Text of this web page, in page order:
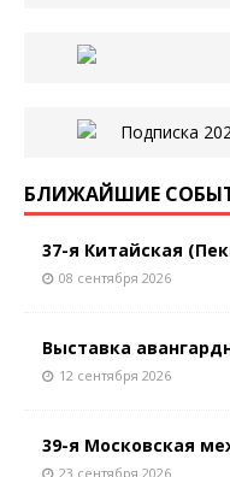
БЛИЖАЙШИЕ
37-я Китайская
08 сентября 2026
Выставка
12 сентября 2026
39-я Московская
23 сентября 2026